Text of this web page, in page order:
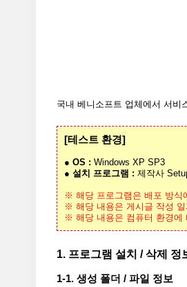
국내 베니소프트 업체에서 서비
[테스트 환경]
● OS : Windows XP SP3
● 설치 프로그램 : 제작사
※ 해당 프로그램은 배포 방식
※ 해당 내용은 게시글 작성
※ 해당 내용은 컴퓨터 환경에
1. 프로그램 설치 / 삭제 정
1-1. 생성 폴더 / 파일 정보